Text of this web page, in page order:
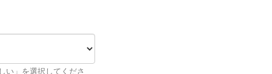
い」を選択してくださ